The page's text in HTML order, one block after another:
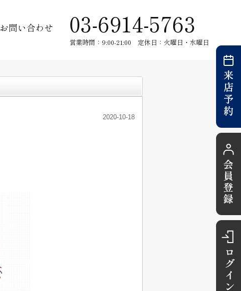
お問い合わせ 03-6914-5763
営業時間：9:00-21:00 定休日：火曜日・水曜日
2020-10-18